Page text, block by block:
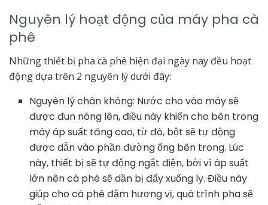
Nguyên lý hoạt động của máy pha cà
phê
Những thiết bị pha cà phê hiện đại ngày nay đều hoạt
động dựa trên 2 nguyên lý dưới đây:
Nguyên lý chân không: Nước cho vào máy sẽ
được đun nóng lên, điều này khiến cho bên trong
máy áp suất tăng cao, từ đó, bột sẽ tự động
được dẫn vào phần đường ống bên trong. Lúc
này, thiết bị sẽ tự động ngắt điện, bởi vì áp suất
lớn nên cà phê sẽ dần bị đẩy xuống ly. Điều này
giúp cho cà phê đậm hương vị, quá trình pha sẽ